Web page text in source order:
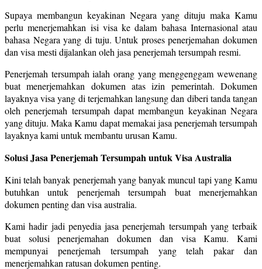
Supaya membangun keyakinan Negara yang dituju maka Kamu
perlu menerjemahkan isi visa ke dalam bahasa Internasional atau
bahasa Negara yang di tuju. Untuk proses penerjemahan dokumen
dan visa mesti dijalankan oleh jasa penerjemah tersumpah resmi.
Penerjemah tersumpah ialah orang yang menggenggam wewenang
buat menerjemahkan dokumen atas izin pemerintah. Dokumen
layaknya visa yang di terjemahkan langsung dan diberi tanda tangan
oleh penerjemah tersumpah dapat membangun keyakinan Negara
yang dituju. Maka Kamu dapat memakai jasa penerjemah tersumpah
layaknya kami untuk membantu urusan Kamu.
Solusi Jasa Penerjemah Tersumpah untuk Visa Australia
Kini telah banyak penerjemah yang banyak muncul tapi yang Kamu
butuhkan untuk penerjemah tersumpah buat menerjemahkan
dokumen penting dan visa australia.
Kami hadir jadi penyedia jasa penerjemah tersumpah yang terbaik
buat solusi penerjemahan dokumen dan visa Kamu. Kami
mempunyai penerjemah tersumpah yang telah pakar dan
menerjemahkan ratusan dokumen penting.